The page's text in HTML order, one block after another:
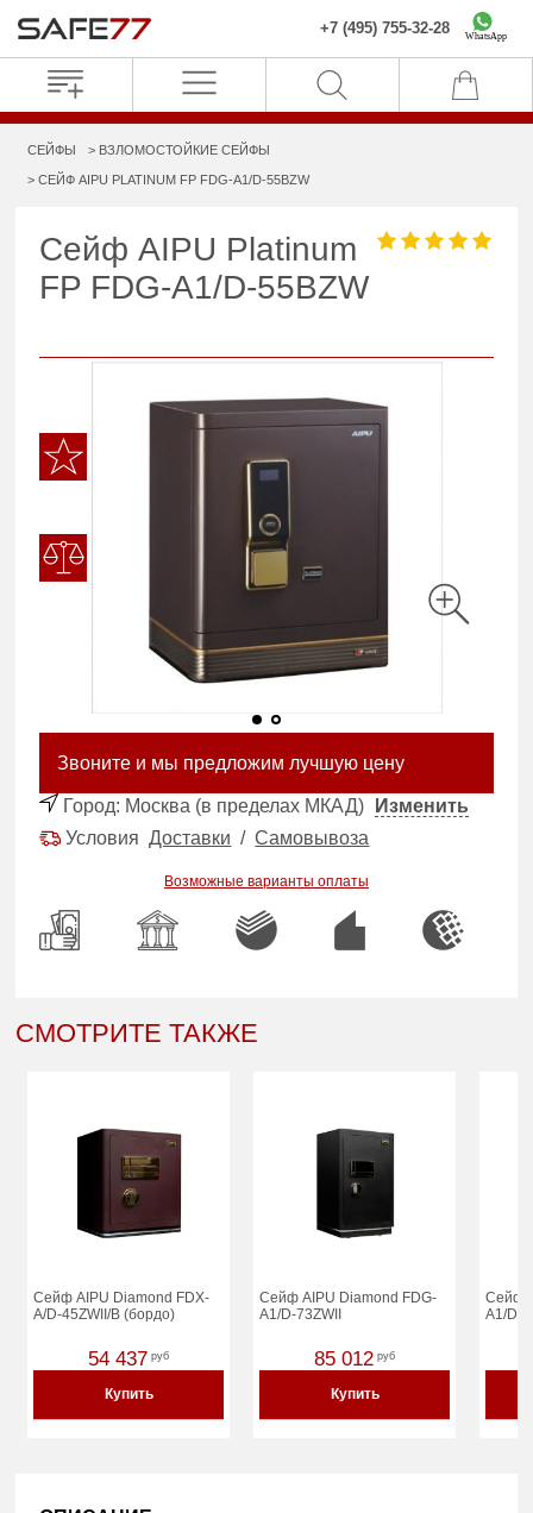
+7 (495) 755-32-28 WhatsApp
СЕЙФЫ ВЗЛОМОСТОЙКИЕ СЕЙФЫ
СЕЙФ AIPU PLATINUM FP FDG-A1/D-55BZW
Сейф AIPU Platinum
FP FDG-A1/D-55BZW
Звоните и мы предложим лучшую цену
Город: Москва (в пределах МКАД)
Изменить
УсловияДоставки /Самовывоза
Возможные варианты оплаты
СМОТРИТЕ ТАКЖЕ
Сейф AIPU Diamond FDX-
A/D-45ZWII/B (бордо)
54 437 руб
Купить
Сейф AIPU Diamond FDG-
A1/D-73ZWII
85 012 руб
Купить
Сейф
A1/D-